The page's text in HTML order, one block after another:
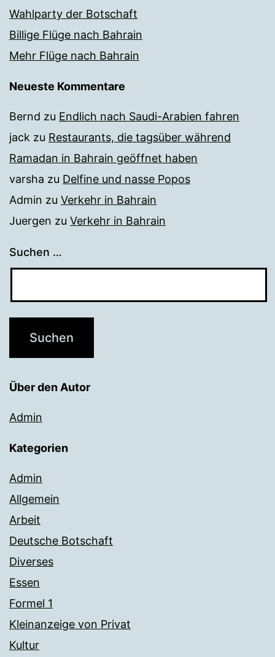
Wahlparty der Botschaft
Billige Flüge nach Bahrain
Mehr Flüge nach Bahrain
Neueste Kommentare
Bernd zu Endlich nach Saudi-Arabien fahren
jack zu Restaurants, die tagsüber während
Ramadan in Bahrain geöffnet haben
varsha zu Delfine und nasse Popos
Admin zu Verkehr in Bahrain
Juergen zu Verkehr in Bahrain
Suchen …
Über den Autor
Admin
Kategorien
Admin
Allgemein
Arbeit
Deutsche Botschaft
Diverses
Essen
Formel 1
Kleinanzeige von Privat
Kultur